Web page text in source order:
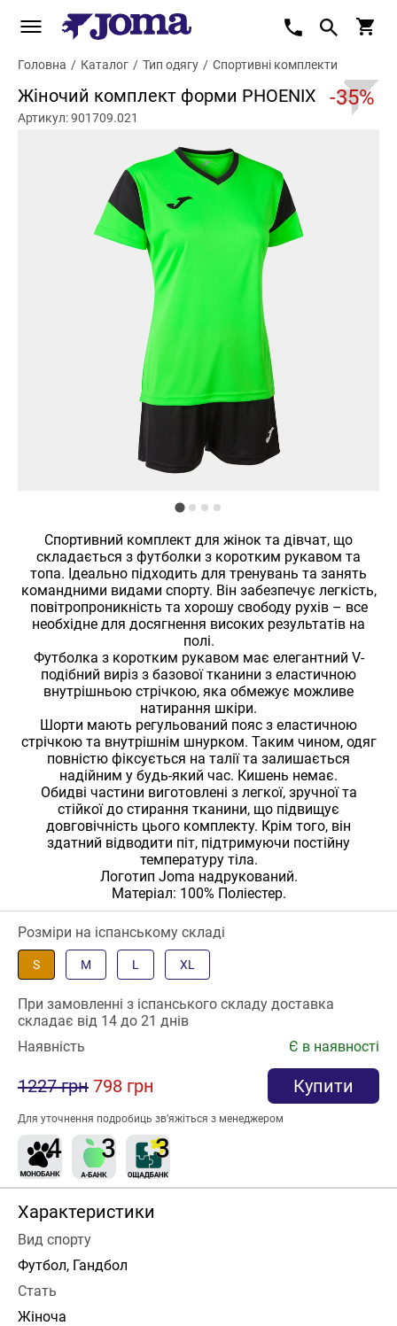
Головна / Каталог / Тип одягу / Спортивні комплекти
Жіночий комплект форми PHOENIX -35%
Артикул: 901709.021
Спортивний комплект для жінок та дівчат, що
складається з футболки з коротким рукавом та
топа. Ідеально підходить для тренувань та занять
командними видами спорту. Він забезпечує легкість,
повітропроникність та хорошу свободу рухів – все
необхідне для досягнення високих результатів на
полі.
Футболка з коротким рукавом має елегантний V-
подібний виріз з базової тканини з еластичною
внутрішньою стрічкою, яка обмежує можливе
натирання шкіри.
Шорти мають регульований пояс з еластичною
стрічкою та внутрішнім шнурком. Таким чином, одяг
повністю фіксується на талії та залишається
надійним у будь-який час. Кишень немає.
Обидві частини виготовлені з легкої, зручної та
стійкої до стирання тканини, що підвищує
довговічність цього комплекту. Крім того, він
здатний відводити піт, підтримуючи постійну
температуру тіла.
Логотип Joma надрукований.
Матеріал: 100% Поліестер.
Розміри на іспанському складі
S M L XL
При замовленні з іспанського складу доставка
складає від 14 до 21 днів
Наявність
Є в наявності
1227 грн 798 грн Купити
Для уточнення подробиць зв’яжіться з менеджером
Характеристики
Вид спорту
Футбол, Гандбол
Стать
Жіноча